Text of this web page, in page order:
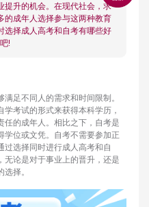
提升的机会。在现代社会，求
的成年人选择参与这两种教育
选择成人高考和自考有哪些好
!
足不同人的需求和时间限制。
考试的形式来获得本科学历，
任的成年人。相比之下，自考是
学位或文凭。自考不需要参加正
过选择同时进行成人高考和自
无论是对于事业上的晋升，还是
择。